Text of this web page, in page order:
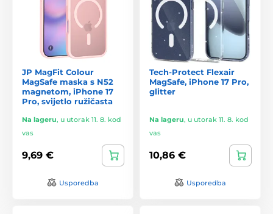
JP MagFit Colour
MagSafe maska s N52
magnetom, iPhone 17
Pro, svijetlo ružičasta
Na lageru, u utorak 11. 8. kod
vas
9,69 €
Usporedba
Tech-Protect Flexair
MagSafe, iPhone 17 Pro,
glitter
Na lageru, u utorak 11. 8. kod
vas
10,86 €
Usporedba